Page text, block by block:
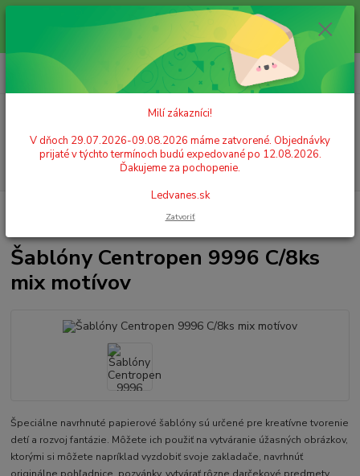
Milí zákazníci! V dňoch 29.07.2026-09.08.2026 máme zatvorené.
Objednávky prijaté v týchto termínoch budú expedované po 12.08.2026.
Ďakujeme za pochopenie. Ledvanes.sk
+421 908 755 958
Po. - Pia. od 9:00 hod. - 16:00 hod.
za0,00 EUR
Šablóny Centropen 9996 C/8ks
mix motívov
Špeciálne navrhnuté papierové šablóny sú určené pre kreatívne tvorenie
detí a rozvoj fantázie. Môžete ich použiť na vytváranie úžasných obrázkov,
ktorými si môžete napríklad vyzdobiť svoje zakladače, navrhnúť
Milí zákazníci!
V dňoch 29.07.2026-09.08.2026 máme zatvorené. Objednávky
prijaté v týchto termínoch budú expedované po 12.08.2026.
Ďakujeme za pochopenie.
Ledvanes.sk
Zatvoriť